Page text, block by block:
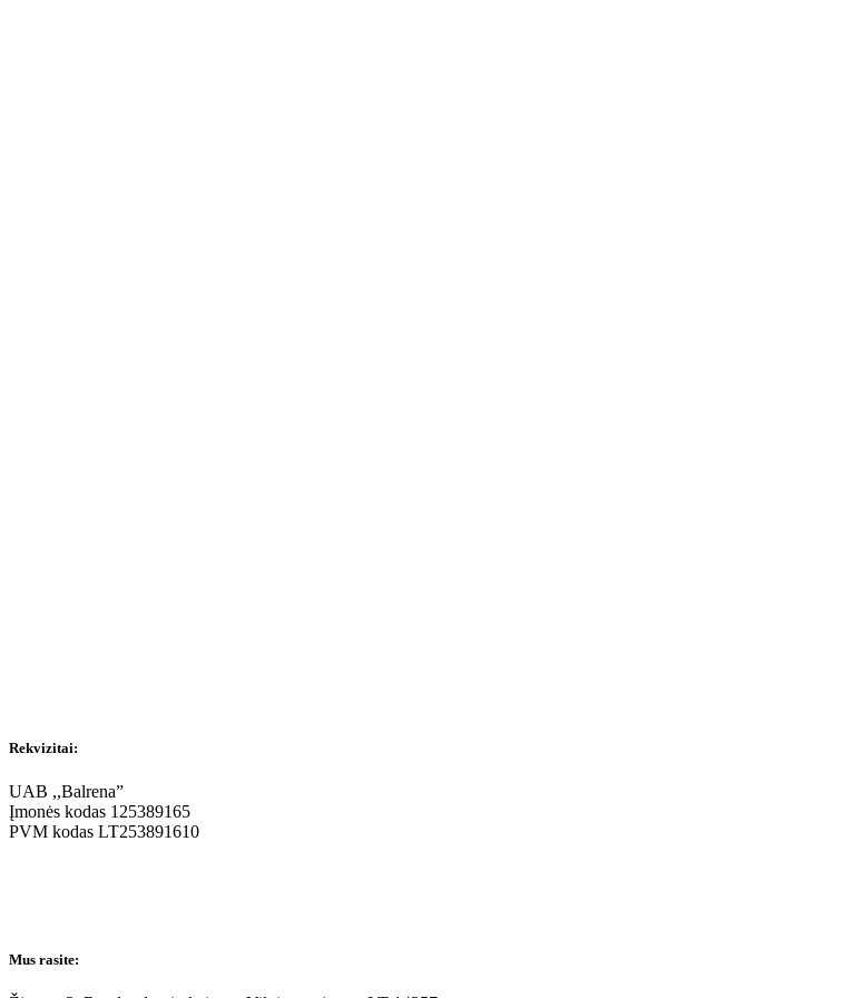
Rekvizitai:
UAB ,,Balrena”
Įmonės kodas 125389165
PVM kodas LT253891610
Mus rasite: